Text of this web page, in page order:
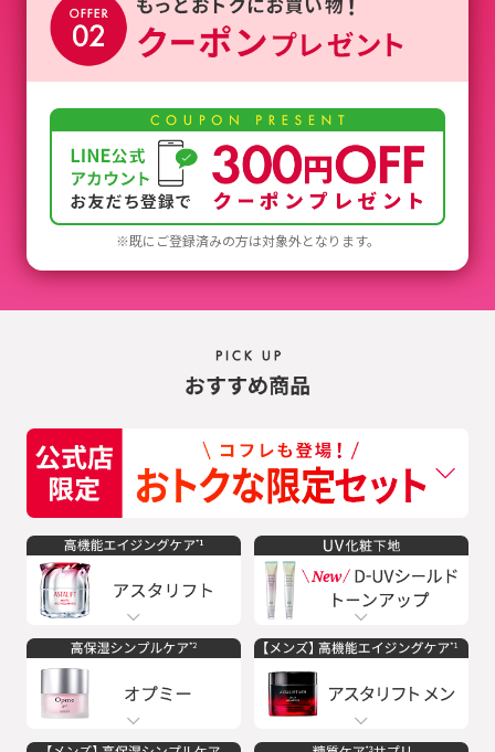
※既にご登録済みの方は対象外となります。